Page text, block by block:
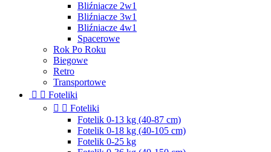
Bliźniacze 2w1
Bliźniacze 3w1
Bliźniacze 4w1
Spacerowe
Rok Po Roku
Biegowe
Retro
Transportowe
  Foteliki
  Foteliki
Fotelik 0-13 kg (40-87 cm)
Fotelik 0-18 kg (40-105 cm)
Fotelik 0-25 kg